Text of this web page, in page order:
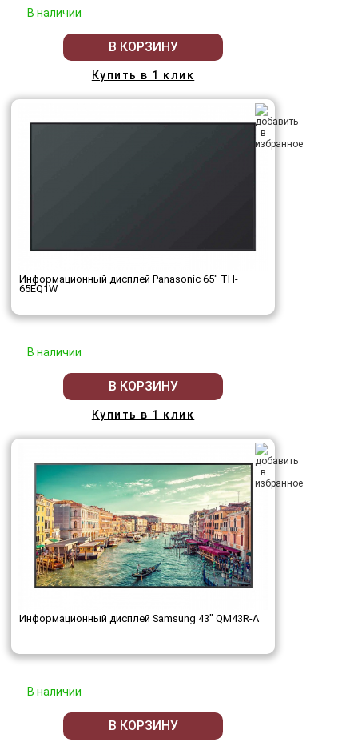
В наличии
В КОРЗИНУ
Купить в 1 клик
Информационный дисплей Panasonic 65" TH-
65EQ1W
В наличии
В КОРЗИНУ
Купить в 1 клик
Информационный дисплей Samsung 43" QM43R-A
В наличии
В КОРЗИНУ